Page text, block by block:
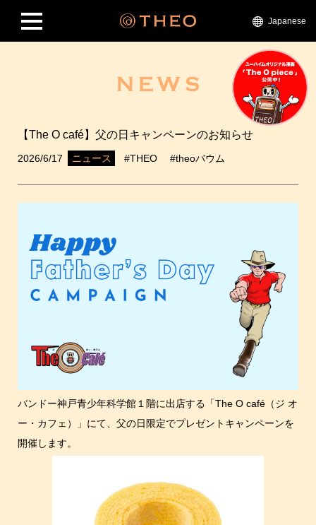
Japanese
【The O café】父の日キャンペーンのお知らせ
2026/6/17 ニュース #THEO #theoバウム
バンドー神戸青少年科学館１階に出店する「The O café（ジ オ
ー・カフェ）」にて、父の日限定でプレゼントキャンペーンを
開催します。